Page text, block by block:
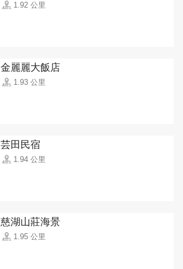
1.92 公里
金麗麗大飯店
1.93 公里
芸田民宿
1.94 公里
慈湖山莊海景
1.95 公里